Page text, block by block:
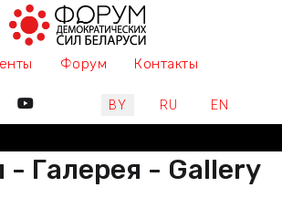
Форум Контакты
Выберите язык
BY RU EN
- Галерея - Gallery